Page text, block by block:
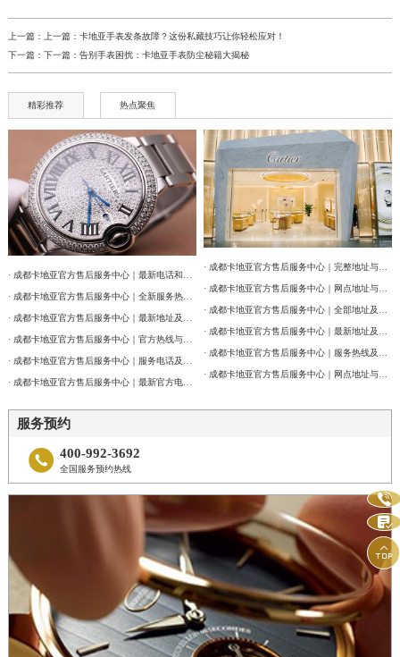
上一篇：上一篇： 卡地亚手表发条故障？这份私藏技巧让你轻松应对！
下一篇：下一篇： 告别手表困扰：卡地亚手表防尘秘籍大揭秘
精彩推荐 热点聚焦
· 成都卡地亚官方售后服务中心｜全新服务热线及门店地址权威信息公告（2026年7月最新）
· 成都卡地亚官方售后服务中心｜官方热线与门店地址权威信息公示（2026年7月最新）
· 成都卡地亚官方售后服务中心｜最新官方电话和维修地址权威信息通告（2026年7月最新）
服务预约
 400-992-3692
全国服务预约热线


